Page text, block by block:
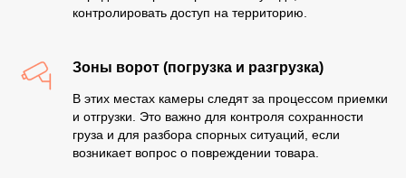
контролировать доступ на территорию.
Зоны ворот (погрузка и разгрузка)
В этих местах камеры следят за процессом приемки
и отгрузки. Это важно для контроля сохранности
груза и для разбора спорных ситуаций, если
возникает вопрос о повреждении товара.